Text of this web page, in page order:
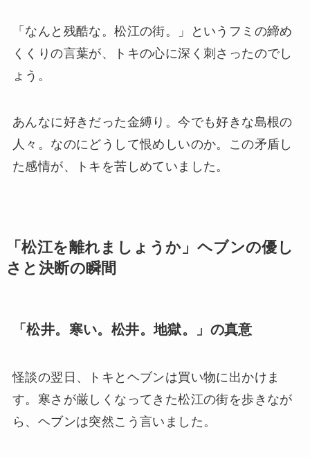
「なんと残酷な。松江の街。」というフミの締め
くくりの言葉が、トキの心に深く刺さったのでし
ょう。
あんなに好きだった金縛り。今でも好きな島根の
人々。なのにどうして恨めしいのか。この矛盾し
た感情が、トキを苦しめていました。
「松江を離れましょうか」ヘブンの優し
さと決断の瞬間
「松井。寒い。松井。地獄。」の真意
怪談の翌日、トキとヘブンは買い物に出かけま
す。寒さが厳しくなってきた松江の街を歩きなが
ら、ヘブンは突然こう言いました。